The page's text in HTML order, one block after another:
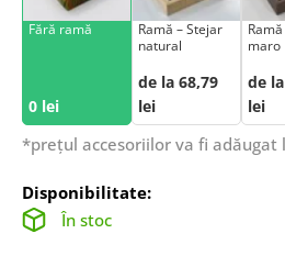
Fără ramă
0 lei
Ramă – Stejar
natural
de la 68,79
lei
maro
de
lei
*prețul accesoriilor va fi adăugat
Disponibilitate:
În stoc